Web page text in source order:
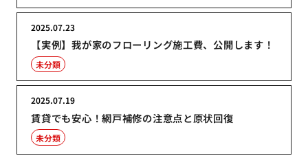
【実例】我が家のフローリング施工費、公開します！
2025.07.23
未分類
賃貸でも安心！網戸補修の注意点と原状回復
2025.07.19
未分類